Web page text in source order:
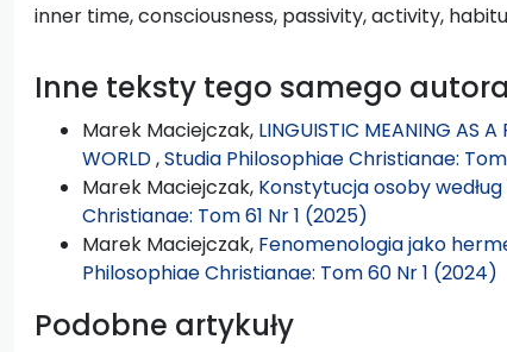
inner time, consciousness, passivity, activity,
Inne teksty tego samego autora
Marek Maciejczak, LINGUISTIC MEANING AS
WORLD,Studia Philosophiae Christianae:
Marek Maciejczak, Konstytucja osoby
Christianae: Tom 61 Nr 1 (2025)
Marek Maciejczak, Fenomenologia jako
Philosophiae Christianae: Tom 60 Nr 1 (2024)
Podobne artykuły